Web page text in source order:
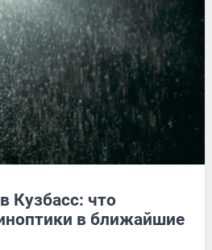
Кузбасс: что
в ближайшие